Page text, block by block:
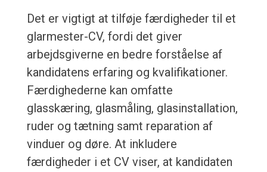
Det er vigtigt at tilføje færdigheder til et
glarmester-CV, fordi det giver
arbejdsgiverne en bedre forståelse af
kandidatens erfaring og kvalifikationer.
Færdighederne kan omfatte
glasskæring, glasmåling, glasinstallation,
ruder og tætning samt reparation af
vinduer og døre. At inkludere
færdigheder i et CV viser, at kandidaten